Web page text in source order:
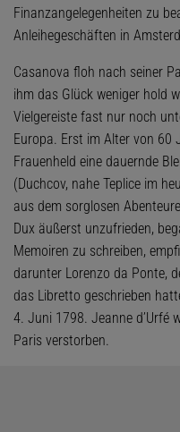
Finanzangelegenheiten zu
Anleihegeschäften in
Casanova floh nach seiner
ihm das Glück weniger hold
Vielgereiste fast nur noch
Europa. Erst im Alter von 60
Frauenheld eine dauernde
(Duchcov, nahe Teplice im
aus dem sorglosen
Dux äußerst unzufrieden,
Memoiren zu schreiben,
darunter Lorenzo da Ponte,
das Libretto geschrieben
4. Juni 1798. Jeanne d’Urfé
Paris verstorben.